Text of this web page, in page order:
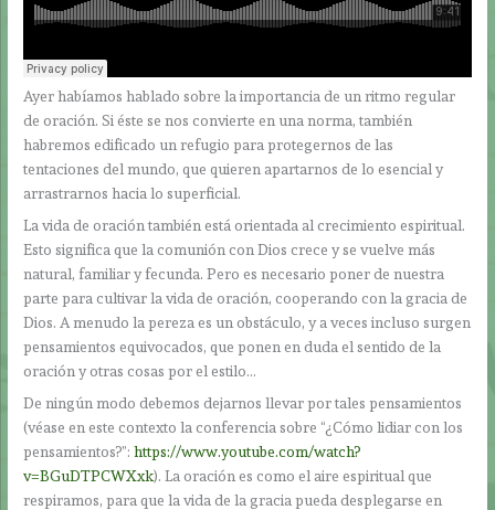
Ayer habíamos hablado sobre la importancia de un ritmo regular
de oración. Si éste se nos convierte en una norma, también
habremos edificado un refugio para protegernos de las
tentaciones del mundo, que quieren apartarnos de lo esencial y
arrastrarnos hacia lo superficial.
La vida de oración también está orientada al crecimiento espiritual.
Esto significa que la comunión con Dios crece y se vuelve más
natural, familiar y fecunda. Pero es necesario poner de nuestra
parte para cultivar la vida de oración, cooperando con la gracia de
Dios. A menudo la pereza es un obstáculo, y a veces incluso surgen
pensamientos equivocados, que ponen en duda el sentido de la
oración y otras cosas por el estilo…
De ningún modo debemos dejarnos llevar por tales pensamientos
(véase en este contexto la conferencia sobre “¿Cómo lidiar con los
pensamientos?”:https://www.youtube.com/watch?
v=BGuDTPCWXxk). La oración es como el aire espiritual que
respiramos, para que la vida de la gracia pueda desplegarse en